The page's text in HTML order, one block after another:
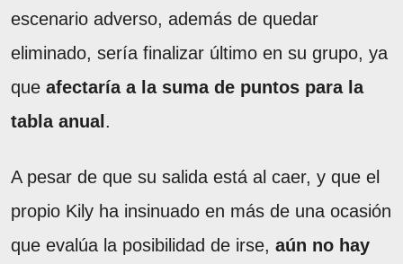
escenario adverso, además de quedar
eliminado, sería finalizar último en su grupo, ya
que afectaría a la suma de puntos para la
tabla anual .
A pesar de que su salida está al caer, y que el
propio Kily ha insinuado en más de una ocasión
que evalúa la posibilidad de irse, aún no hay